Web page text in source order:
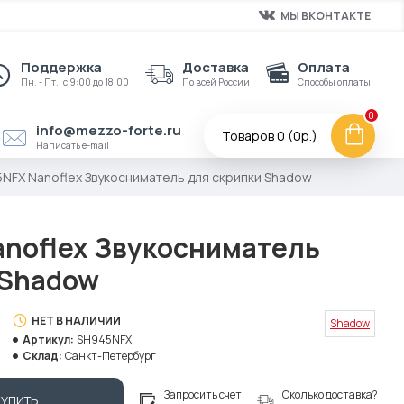
МЫ ВКОНТАКТЕ
Поддержка
Пн. - Пт.: с 9:00 до 18:00
Доставка
По всей России
Оплата
Способы оплаты
info@mezzo-forte.ru
Написать e-mail
Товаров 0 (0р.)
0
Nanoflex Звукосниматель для скрипки Shadow
Звукосниматель
НЕТ В НАЛИЧИИ
Артикул: SH945NFX
Склад: Санкт-Петербург
Shadow
Запросить счет Сколько доставка?